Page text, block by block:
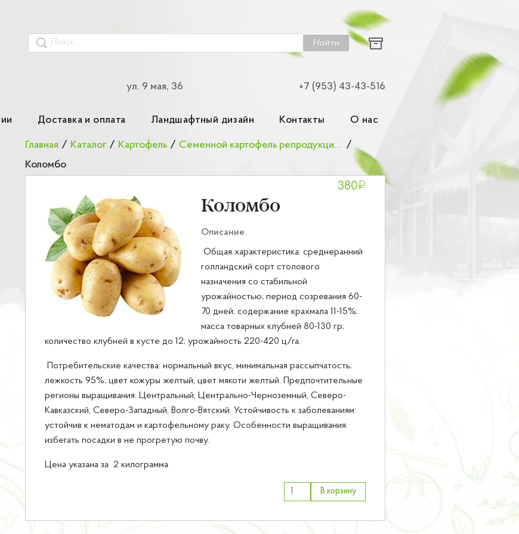
Найти
ул. 9 мая, 36 +7 (953) 43-43-516
Доставка и оплата Ландшафтный дизайн Контакты О нас
Главная / Каталог / Картофель / Семенной картофель репродукции элита /
Коломбо
Коломбо
380₽
Описание
Общая характеристика: среднеранний
голландский сорт столового
назначения со стабильной
урожайностью; период созревания 60-
70 дней; содержание крахмала 11-15%;
масса товарных клубней 80-130 гр;
количество клубней в кусте до 12; урожайность 220-420 ц/га.
Потребительские качества: нормальный вкус, минимальная рассыпчатость;
лежкость 95%; цвет кожуры желтый, цвет мякоти желтый. Предпочтительные
регионы выращивания: Центральный, Центрально-Черноземный, Северо-
Кавказский, Северо-Западный, Волго-Вятский. Устойчивость к заболеваниям:
устойчив к нематодам и картофельному раку. Особенности выращивания:
избегать посадки в не прогретую почву.
Цена указана за 2 килограмма
В корзину